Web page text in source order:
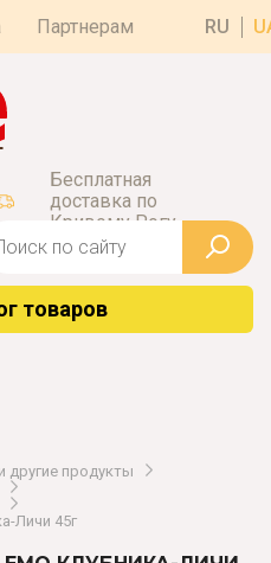
Партнерам RU
Бесплатная
доставка по
Кривому Рогу
товаров
другие продукты
Личи 45г